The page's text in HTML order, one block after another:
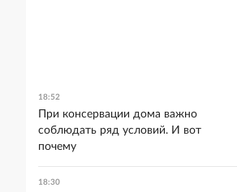
18:52
При консервации дома важно
соблюдать ряд условий. И вот
почему
18:30